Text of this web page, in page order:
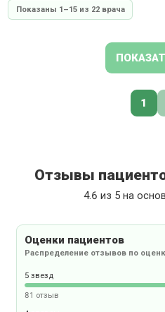
Показаны 1–15 из 22 врача
1
Отзывы
4.6 из 5 на
Оценки пациентов
Распределение отзывов по
5 звезд
81 отзыв